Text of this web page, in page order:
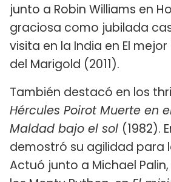
junto a Robin Williams en
graciosa como jubilada
visita en la India en El
del Marigold (2011).
También destacó en los
Hércules Poirot Muerte en
Maldad bajo el sol (1982).
demostró su agilidad para
Actuó junto a Michael